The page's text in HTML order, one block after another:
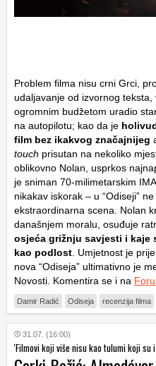
Problem filma nisu crni Grci,
udaljavanje od izvornog
ogromnim budžetom uradio
na autopilotu; kao da je
film bez ikakvog značajnijeg
touch prisutan na nekoliko
oblikovno Nolan, usprkos
je sniman 70-milimetarskim
nikakav iskorak – u “Odiseji”
ekstraordinarna scena. Nolan
današnjem moralu, osuđuje
osjeća grižnju savjesti i
kao podlost . Umjetnost je
nova “Odiseja” ultimativno je
Novosti. Komentira se i na
Damir Radić Odiseja recenzija filma
31.07. (16:00)
'Filmovi koji više nisu kao tulumi koji